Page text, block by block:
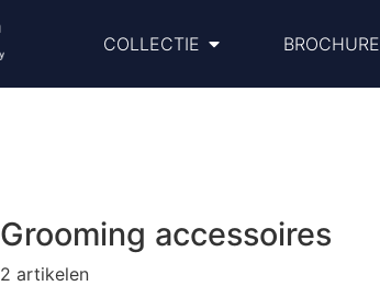
COLLECTIE BROCHURE
Grooming accessoires
2 artikelen